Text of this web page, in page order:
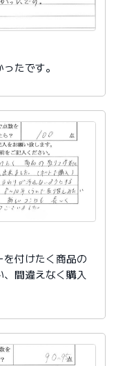
たです。
付けたく商品の
間違えなく購入
りお手数をかけ
が、24年使用し大